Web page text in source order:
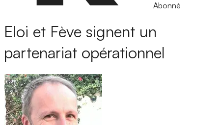
Abonné
Eloi et Fève signent un
partenariat opérationnel